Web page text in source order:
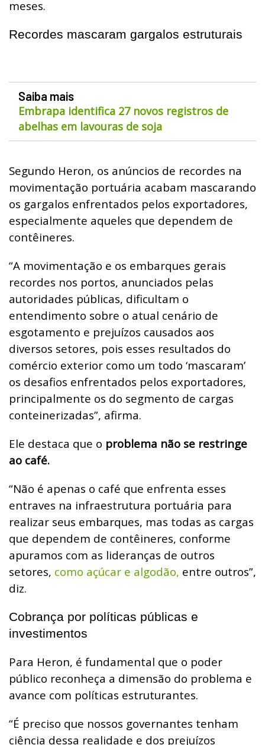
meses.
Recordes mascaram gargalos estruturais
Saiba mais
Embrapa identifica 27 novos registros de
abelhas em lavouras de soja
Segundo Heron, os anúncios de recordes na
movimentação portuária acabam mascarando
os gargalos enfrentados pelos exportadores,
especialmente aqueles que dependem de
contêineres.
“A movimentação e os embarques gerais
recordes nos portos, anunciados pelas
autoridades públicas, dificultam o
entendimento sobre o atual cenário de
esgotamento e prejuízos causados aos
diversos setores, pois esses resultados do
comércio exterior como um todo ‘mascaram’
os desafios enfrentados pelos exportadores,
principalmente os do segmento de cargas
conteinerizadas”, afirma.
Ele destaca que o problema não se restringe
ao café.
“Não é apenas o café que enfrenta esses
entraves na infraestrutura portuária para
realizar seus embarques, mas todas as cargas
que dependem de contêineres, conforme
apuramos com as lideranças de outros
setores, como açúcar e algodão, entre outros”,
diz.
Cobrança por políticas públicas e
investimentos
Para Heron, é fundamental que o poder
público reconheça a dimensão do problema e
avance com políticas estruturantes.
“É preciso que nossos governantes tenham
ciência dessa realidade e dos prejuízos